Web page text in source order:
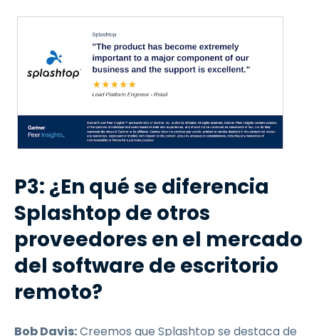
P3: ¿En qué se diferencia
Splashtop de otros
proveedores en el mercado
del software de escritorio
remoto?
Bob Davis:Creemos que Splashtop se destaca de